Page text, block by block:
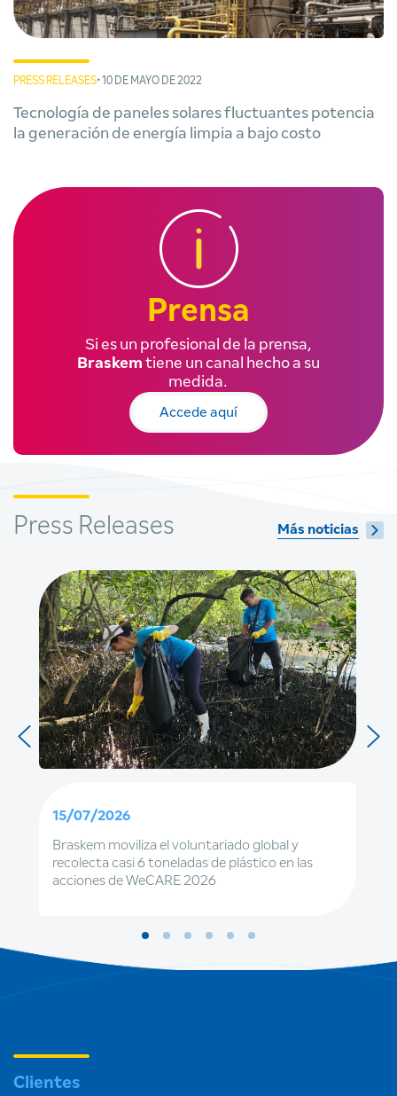
PRESS RELEASES• 10 DE MAYO DE 2022
Tecnología de paneles solares fluctuantes potencia
la generación de energía limpia a bajo costo
Prensa
Si es un profesional de la prensa,
Braskem tiene un canal hecho a su
medida.
Accede aquí
Press Releases Más noticias
15/07/2026
Braskem moviliza el voluntariado global y
recolecta casi 6 toneladas de plástico en las
acciones de WeCARE 2026
Clientes